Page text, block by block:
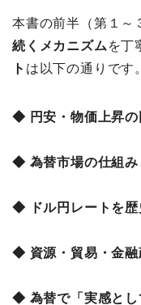
本書の前半（第１～
続くメカニズム を丁
ト は以下の通りです。
◆ 円安・物価上昇の
◆ 為替市場の仕組み
◆ ドル円レートを歴
◆ 資源・貿易・金融
◆ 為替で「実感とし